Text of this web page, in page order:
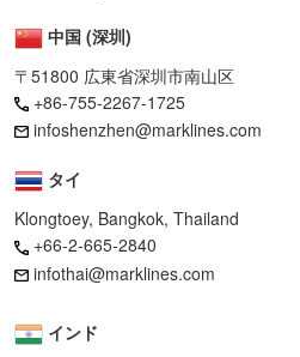
中国 (深圳)
〒51800 広東省深圳市南山区
+86-755-2267-1725
infoshenzhen@marklines.com
タイ
Klongtoey, Bangkok, Thailand
+66-2-665-2840
infothai@marklines.com
インド